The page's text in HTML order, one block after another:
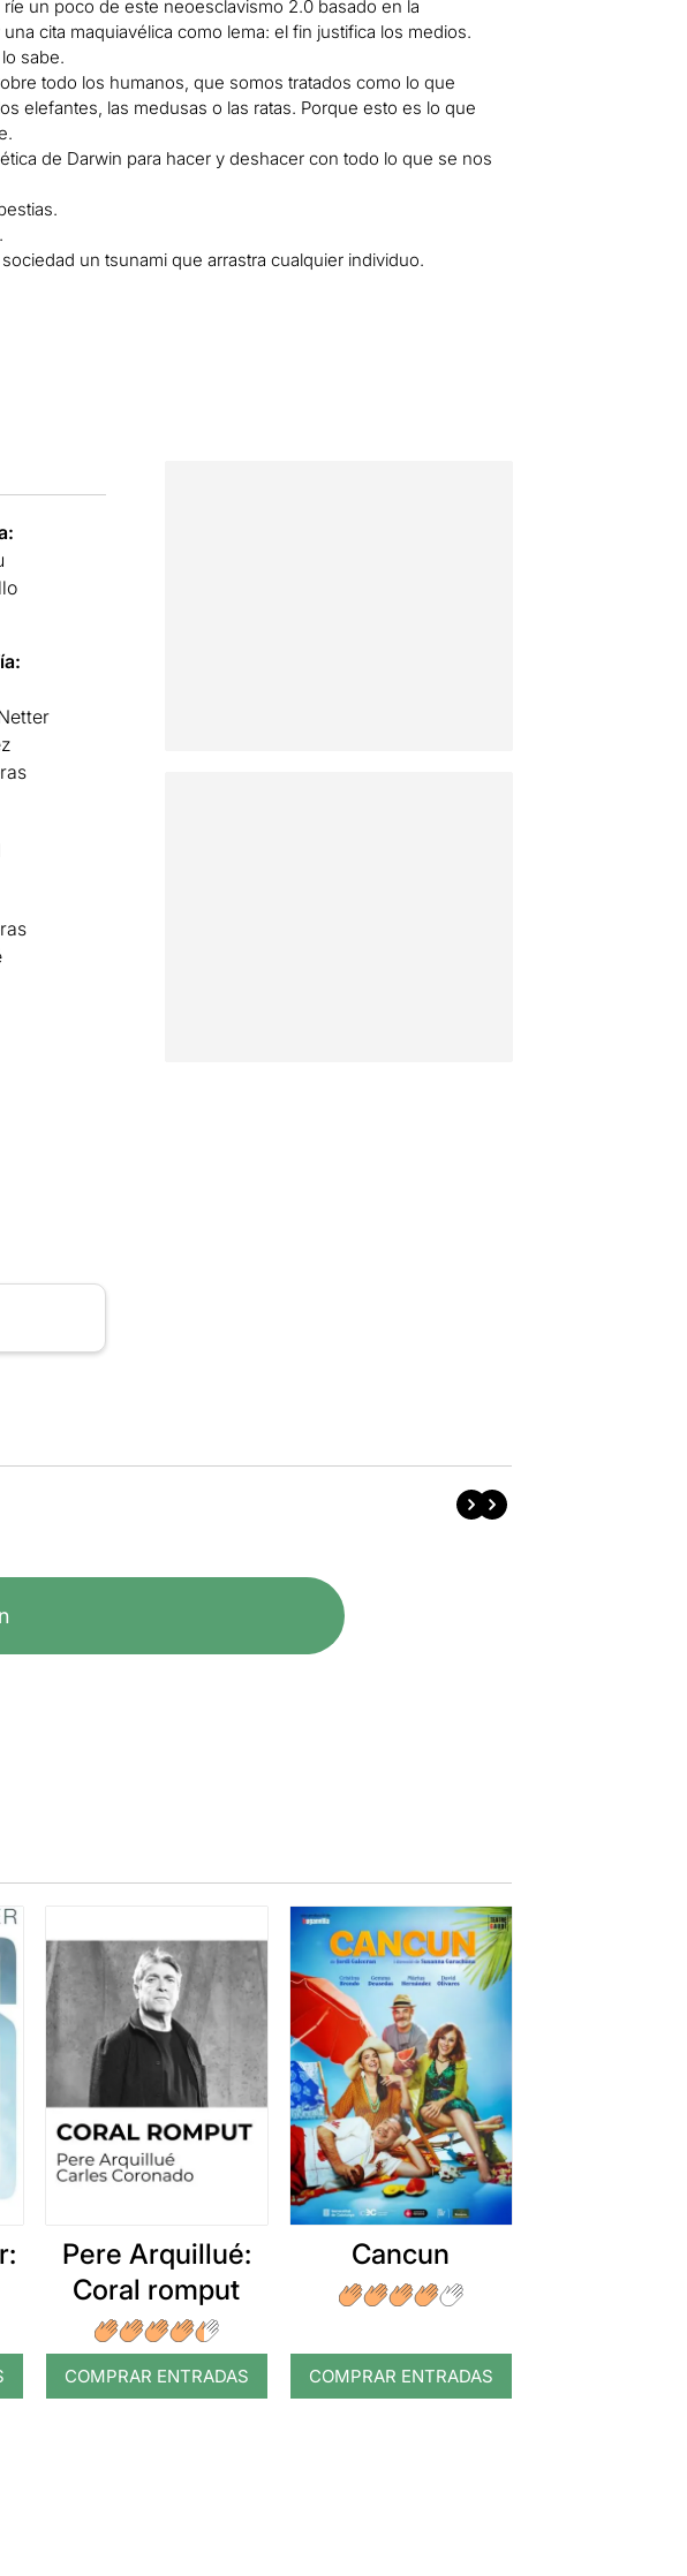
un poco de este neoesclavismo 2.0 basado en la
cita maquiavélica como lema: el fin justifica los medios.
sabe.
todo los humanos, que somos tratados como lo que
elefantes, las medusas o las ratas. Porque esto es lo que
de Darwin para hacer y deshacer con todo lo que se nos
un tsunami que arrastra cualquier individuo.
Pere Arquillué:
Coral romput
COMPRAR ENTRADAS
Cancun
COMPRAR ENTRADAS